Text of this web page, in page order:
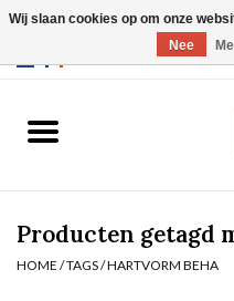
Slip
Producten getagd
HOME /TAGS/HARTVORM BEHA
Wij slaan cookies op om onze
Nee
Webshop